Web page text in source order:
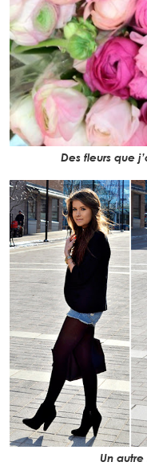
Des fleurs que
Un